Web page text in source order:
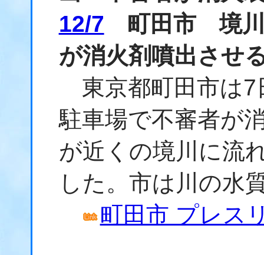
12/7 町田市 境川
が消火剤噴出させ
東京都町田市は7
駐車場で不審者が
が近くの境川に流
した。市は川の水
町田市 プレス